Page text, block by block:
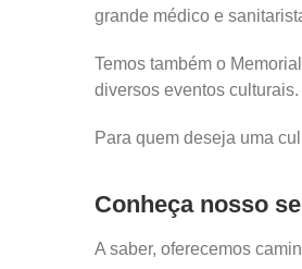
grande médico e
Temos também o
diversos eventos culturais.
Para quem deseja uma
Conheça nosso
A saber, oferecemos